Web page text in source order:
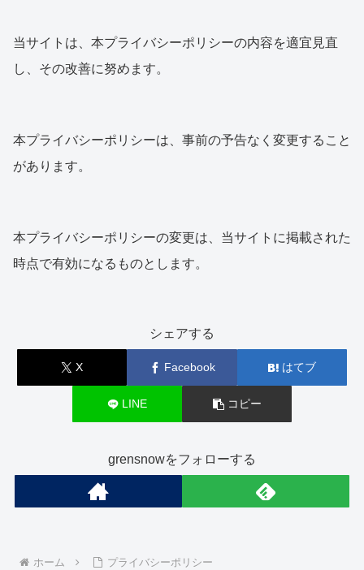
当サイトは、本プライバシーポリシーの内容を適宜見直
し、その改善に努めます。
本プライバシーポリシーは、事前の予告なく変更すること
があります。
本プライバシーポリシーの変更は、当サイトに掲載された
時点で有効になるものとします。
シェアする
X Facebook はてブ
LINE コピー
grensnowをフォローする
ホーム プライバシーポリシー